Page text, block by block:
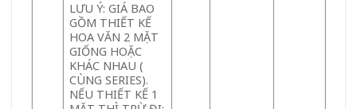
LƯU Ý: GIÁ BAO
GỒM THIẾT KẾ
HOA VĂN 2 MẶT
GIỐNG HOẶC
KHÁC NHAU (
CÙNG SERIES).
NẾU THIẾT KẾ 1